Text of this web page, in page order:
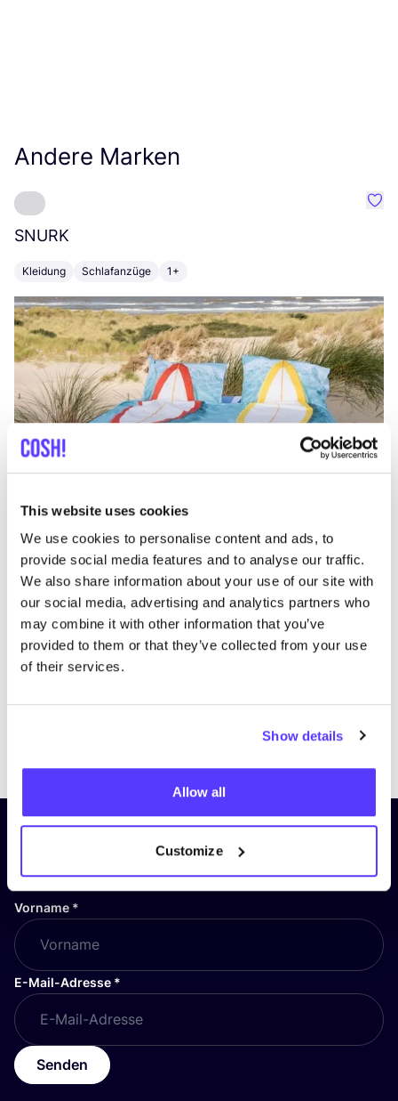
This website uses cookies
We use cookies to personalise content and ads, to
provide social media features and to analyse our traffic.
We also share information about your use of our site with
our social media, advertising and analytics partners who
may combine it with other information that you’ve
provided to them or that they’ve collected from your use
of their services.
Show details
Allow all
Customize
Andere Marken
SNURK
Kleidung Schlafanzüge 1+
PreviousNext
Abonniere unseren Newsletter
und bleibe auf dem Laufenden!
Vorname *
E-Mail-Adresse *
Senden